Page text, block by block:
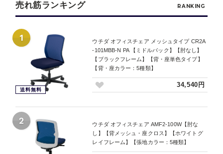
売れ筋ランキング RANKING
1
送料無料
ウチダ オフィスチェア メッシュタイプ CR2A
-101MBB-N PA 【ミドルバック】【肘なし】
【ブラックフレーム】【背・座単色タイプ】
【背・座カラー：5種類】
34,540円
2
ウチダ オフィスチェア AMF2-100W【肘な
し】【背メッシュ・座クロス】【ホワイトグ
レイフレーム】【張地カラー：5種類】